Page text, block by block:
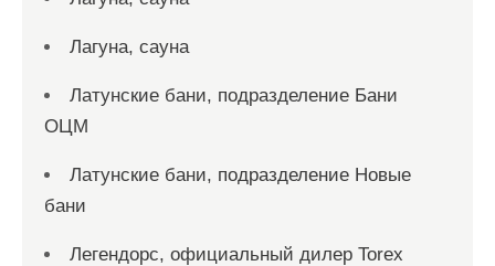
Лагуна, сауна
Латунские бани, подразделение Бани
ОЦМ
Латунские бани, подразделение Новые
бани
Легендорс, официальный дилер Torex